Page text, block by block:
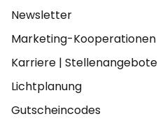
Newsletter
Marketing-Kooperationen
Karriere | Stellenangebote
Lichtplanung
Gutscheincodes